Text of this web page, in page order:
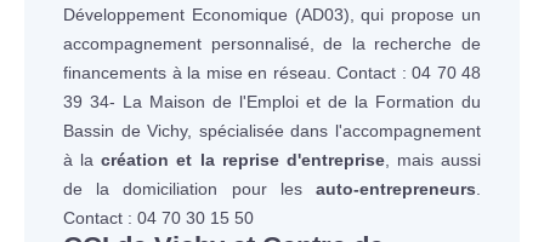
Développement Economique (AD03), qui propose un
accompagnement personnalisé, de la recherche de
financements à la mise en réseau. Contact : 04 70 48
39 34- La Maison de l'Emploi et de la Formation du
Bassin de Vichy, spécialisée dans l'accompagnement
à lacréation et la reprise d'entreprise, mais aussi
de la domiciliation pour les auto-entrepreneurs
Contact : 04 70 30 15 50